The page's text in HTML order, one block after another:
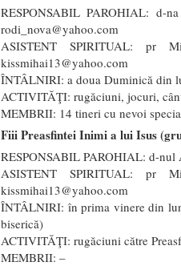
RESPONSABIL PAROHIAL: d-
rodi_nova@yahoo.com
ASISTENT SPIRITUAL: pr
kissmihai13@yahoo.com
ÎNTÂLNIRI: a doua Duminică din
ACTIVITĂŢI: rugăciuni, jocuri,
MEMBRII: 14 tineri cu nevoi
Fiii Preasfintei Inimi a lui Isus
RESPONSABIL PAROHIAL: d-
ASISTENT SPIRITUAL: pr
kissmihai13@yahoo.com
ÎNTÂLNIRI: în prima vinere din
biserică)
ACTIVITĂŢI: rugăciuni către
MEMBRII: –